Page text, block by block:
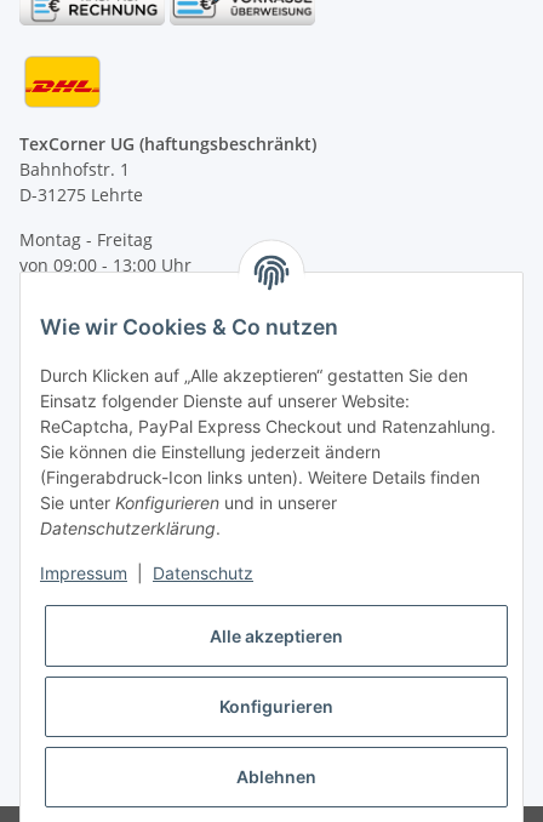
TexCorner UG (haftungsbeschränkt)
Bahnhofstr. 1
D-31275 Lehrte
Montag - Freitag
von 09:00 - 13:00 Uhr
Tel: +49 (0) 5132 8230689
E-Mail:mail@texcorner.de
Vertrag widerrufen
* Alle Preise inkl. gesetzlicher USt., zzgl.Versand
Wie wir Cookies & Co nutzen
Durch Klicken auf „Alle akzeptieren“ gestatten Sie den
Einsatz folgender Dienste auf unserer Website:
ReCaptcha, PayPal Express Checkout und Ratenzahlung.
Sie können die Einstellung jederzeit ändern
(Fingerabdruck-Icon links unten). Weitere Details finden
Sie unter Konfigurieren und in unserer
Datenschutzerklärung.
Impressum Datenschutz
Alle akzeptieren
Konfigurieren
Ablehnen